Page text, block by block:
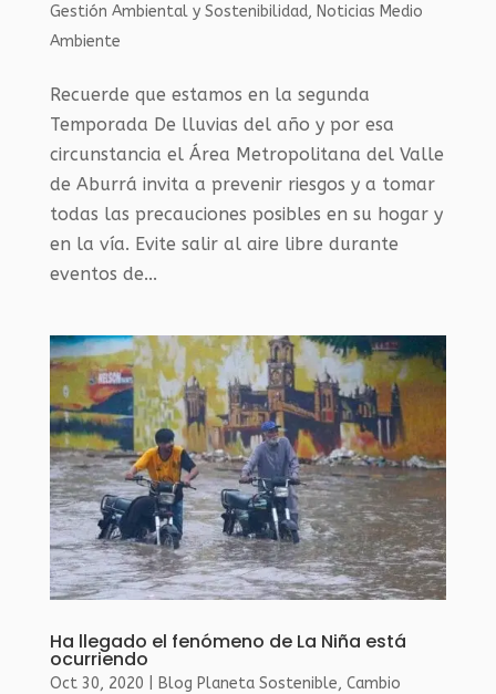
Gestión Ambiental y Sostenibilidad, Noticias Medio
Ambiente
Recuerde que estamos en la segunda
Temporada De lluvias del año y por esa
circunstancia el Área Metropolitana del Valle
de Aburrá invita a prevenir riesgos y a tomar
todas las precauciones posibles en su hogar y
en la vía. Evite salir al aire libre durante
eventos de...
Ha llegado el fenómeno de La Niña está
ocurriendo
Oct 30, 2020 Blog Planeta Sostenible, Cambio